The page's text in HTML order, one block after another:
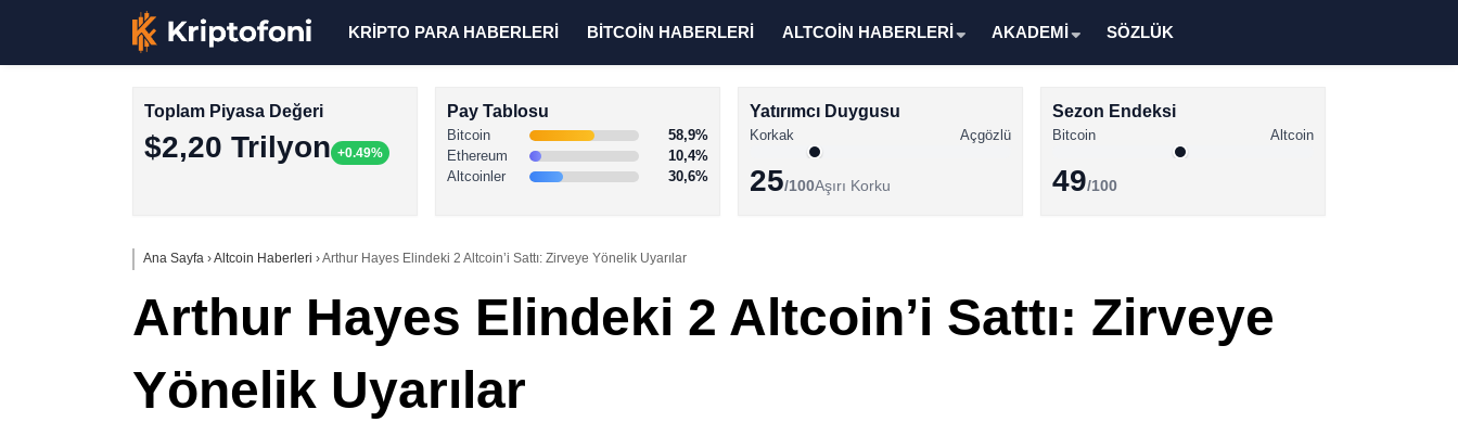
Altcoin Haberleri
KRİPTO PARA HABERLERİ BİTCOİN HABERLERİ ALTCOİN HABERLERİ AKADEMİ SÖZLÜK
Toplam Piyasa Değeri
$2,20 Trilyon +0.49%
Pay Tablosu
Bitcoin
58,9%
Ethereum
10,4%
Altcoinler
30,6%
Yatırımcı Duygusu
Korkak Açgözlü
25/100Aşırı Korku
Sezon Endeksi
Bitcoin Altcoin
49/100
Ana Sayfa ›Altcoin Haberleri ›Arthur Hayes Elindeki 2 Altcoin’i Sattı: Zirveye Yönelik Uyarılar
Arthur Hayes Elindeki 2 Altcoin’i Sattı: Zirveye
Yönelik Uyarılar